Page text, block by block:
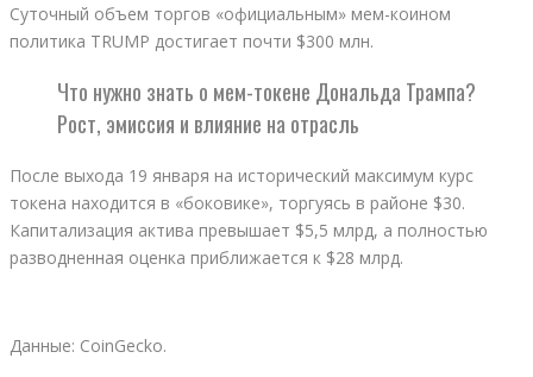
Суточный объем торгов «официальным» мем-коином
политика TRUMP достигает почти $300 млн.
Что нужно знать о мем-токене Дональда Трампа?
Рост, эмиссия и влияние на отрасль
После выхода 19 января на исторический максимум курс
токена находится в «боковике», торгуясь в районе $30.
Капитализация актива превышает $5,5 млрд, а полностью
разводненная оценка приближается к $28 млрд.
Данные: CoinGecko.